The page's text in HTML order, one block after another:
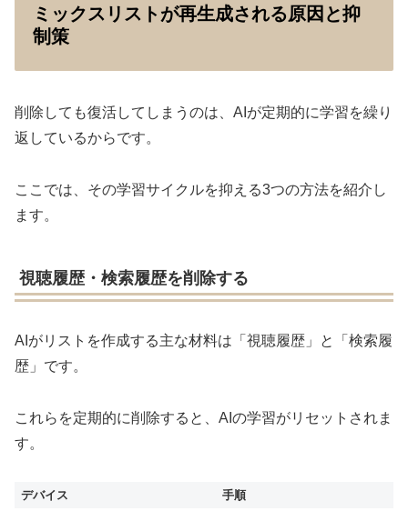
ミックスリストが再生成される原因と抑
制策
削除しても復活してしまうのは、AIが定期的に学習を繰り
返しているからです。
ここでは、その学習サイクルを抑える3つの方法を紹介し
ます。
視聴履歴・検索履歴を削除する
AIがリストを作成する主な材料は「視聴履歴」と「検索履
歴」です。
これらを定期的に削除すると、AIの学習がリセットされま
す。
デバイス
手順